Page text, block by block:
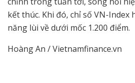
kết thúc. Khi đó, chỉ số VN-Index
năng lùi về dưới mốc 1.200 điểm.
Hoàng An / Vietnamfinance.vn